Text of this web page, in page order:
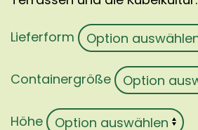
Lieferform
Containergröße
Höhe